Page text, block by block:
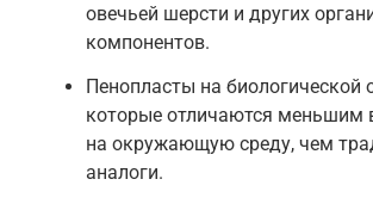
овечьей шерсти и других
компонентов.
Пенопласты на биологической
которые отличаются меньшим
на окружающую среду, чем
аналоги.